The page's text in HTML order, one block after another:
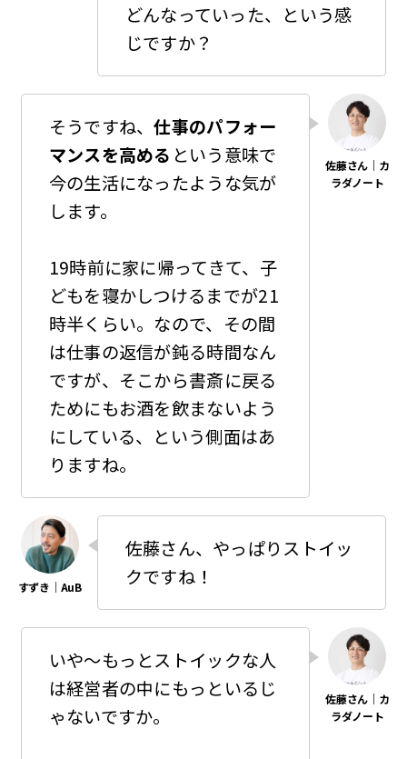
どんなっていった、という感
じですか？
そうですね、仕事のパフォー
マンスを高める という意味で
今の生活になったような気が
します。
19時前に家に帰ってきて、子
どもを寝かしつけるまでが21
時半くらい。なので、その間
は仕事の返信が鈍る時間なん
ですが、そこから書斎に戻る
ためにもお酒を飲まないよう
にしている、という側面はあ
りますね。
佐藤さん、やっぱりストイッ
クですね！
いや〜もっとストイックな人
は経営者の中にもっといるじ
ゃないですか。